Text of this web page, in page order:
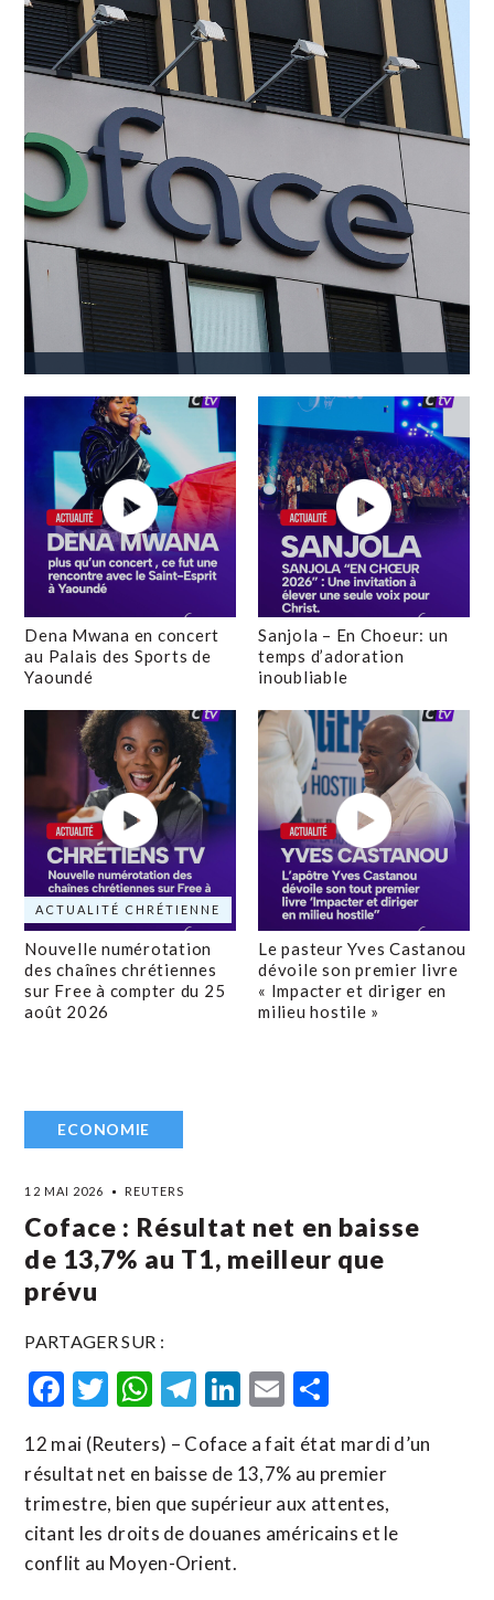
Dena Mwana en concert
au Palais des Sports de
Yaoundé
Sanjola – En Choeur: un
temps d’adoration
inoubliable
ACTUALITÉ CHRÉTIENNE
Nouvelle numérotation
des chaînes chrétiennes
sur Free à compter du 25
août 2026
Le pasteur Yves Castanou
dévoile son premier livre
« Impacter et diriger en
milieu hostile »
ECONOMIE
12 MAI 2026 REUTERS
Coface : Résultat net en baisse
de 13,7% au T1, meilleur que
prévu
PARTAGER SUR :
Facebook
Twitter
WhatsApp
Telegram
LinkedIn
Email
12 mai (Reuters) – Coface a fait état mardi d’un
résultat net en baisse de 13,7% ​au ‌premier
trimestre, ​bien ⁠que supérieur aux attentes,
citant ‌les ‌droits de douanes américains et le
conflit au Moyen-Orient.